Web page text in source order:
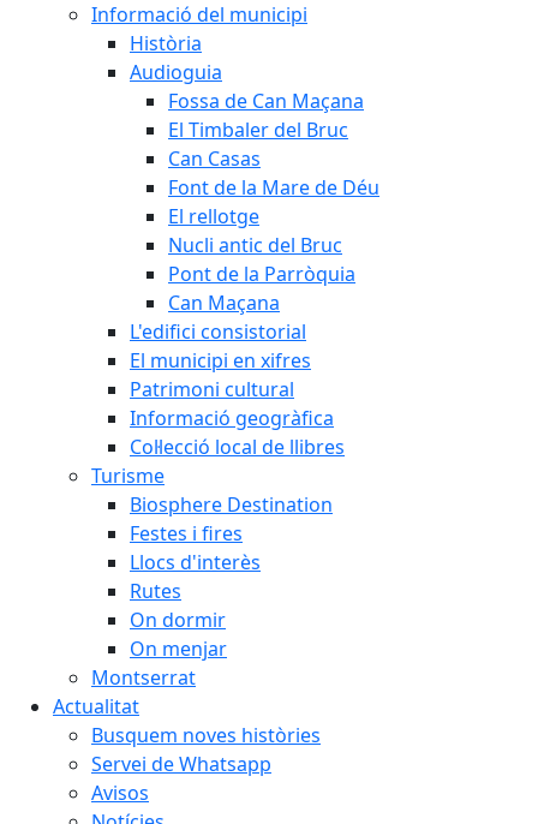
Informació del municipi
Història
Audioguia
Fossa de Can Maçana
El Timbaler del Bruc
Can Casas
Font de la Mare de Déu
El rellotge
Nucli antic del Bruc
Pont de la Parròquia
Can Maçana
L'edifici consistorial
El municipi en xifres
Patrimoni cultural
Informació geogràfica
Col·lecció local de llibres
Turisme
Biosphere Destination
Festes i fires
Llocs d'interès
Rutes
On dormir
On menjar
Montserrat
Actualitat
Busquem noves històries
Servei de Whatsapp
Avisos